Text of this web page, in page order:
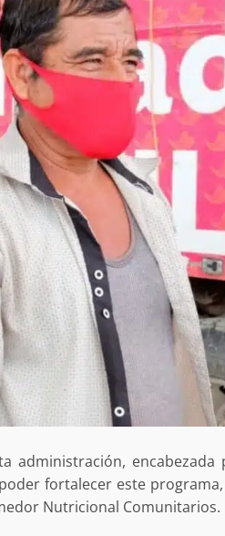
administración, encabezada
fortalecer este
Nutricional Comunitarios.
30 enero 2025
de
tras
Exhorta Poder
y al Iocied a
técnica y
instalaciones
Secundaria
admin 5 agosto 2026
Sur
y
California;
presuntos
organizada y